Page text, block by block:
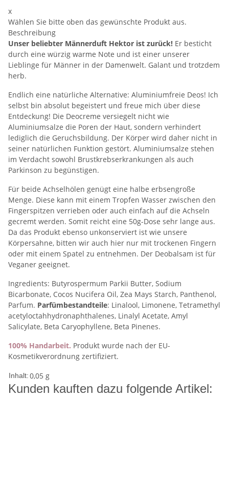
x
Wählen Sie bitte oben das gewünschte Produkt aus.
Beschreibung
Unser beliebter Männerduft Hektor ist zurück! Er besticht
durch eine würzig warme Note und ist einer unserer
Lieblinge für Männer in der Damenwelt. Galant und trotzdem
herb.
Endlich eine natürliche Alternative: Aluminiumfreie Deos! Ich
selbst bin absolut begeistert und freue mich über diese
Entdeckung! Die Deocreme versiegelt nicht wie
Aluminiumsalze die Poren der Haut, sondern verhindert
lediglich die Geruchsbildung. Der Körper wird daher nicht in
seiner natürlichen Funktion gestört. Aluminiumsalze stehen
im Verdacht sowohl Brustkrebserkrankungen als auch
Parkinson zu begünstigen.
Für beide Achselhölen genügt eine halbe erbsengroße
Menge. Diese kann mit einem Tropfen Wasser zwischen den
Fingerspitzen verrieben oder auch einfach auf die Achseln
gecremt werden. Somit reicht eine 50g-Dose sehr lange aus.
Da das Produkt ebenso unkonserviert ist wie unsere
Körpersahne, bitten wir auch hier nur mit trockenen Fingern
oder mit einem Spatel zu entnehmen. Der Deobalsam ist für
Veganer geeignet.
Ingredients: Butyrospermum Parkii Butter, Sodium
Bicarbonate, Cocos Nucifera Oil, Zea Mays Starch, Panthenol,
Parfum. Parfümbestandteile: Linalool, Limonene, Tetramethyl
acetyloctahhydronaphthalenes, Linalyl Acetate, Amyl
Salicylate, Beta Caryophyllene, Beta Pinenes.
100% Handarbeit. Produkt wurde nach der EU-
Kosmetikverordnung zertifiziert.
Inhalt:0,05 g
Kunden kauften dazu folgende Artikel: